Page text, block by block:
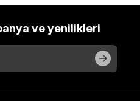
ve yenilikleri